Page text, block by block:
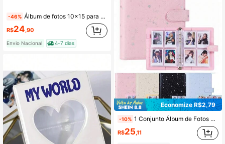
-46% Álbum de fotos 10x15 para 100 fotos - Photos 0120
R$24,90
Envio Nacional 4-7 dias
Economize R$2,79
-10% 1 Conjunto Álbum de Fotos A5 em Couro PU com Folhas Soltas, Padrão de Estrelas e Luas no Bottom, Incluindo 25 Páginas Internas, Livro de Armazenamento de Estrelas para Perseguição de Ídolos, Álbum de Coleção de Cartões DIY, Adequado para Armazenamento de Cartões em Fichário de Folhas Soltas, Coleção de Fotos, Cartão de Foto
R$25,11